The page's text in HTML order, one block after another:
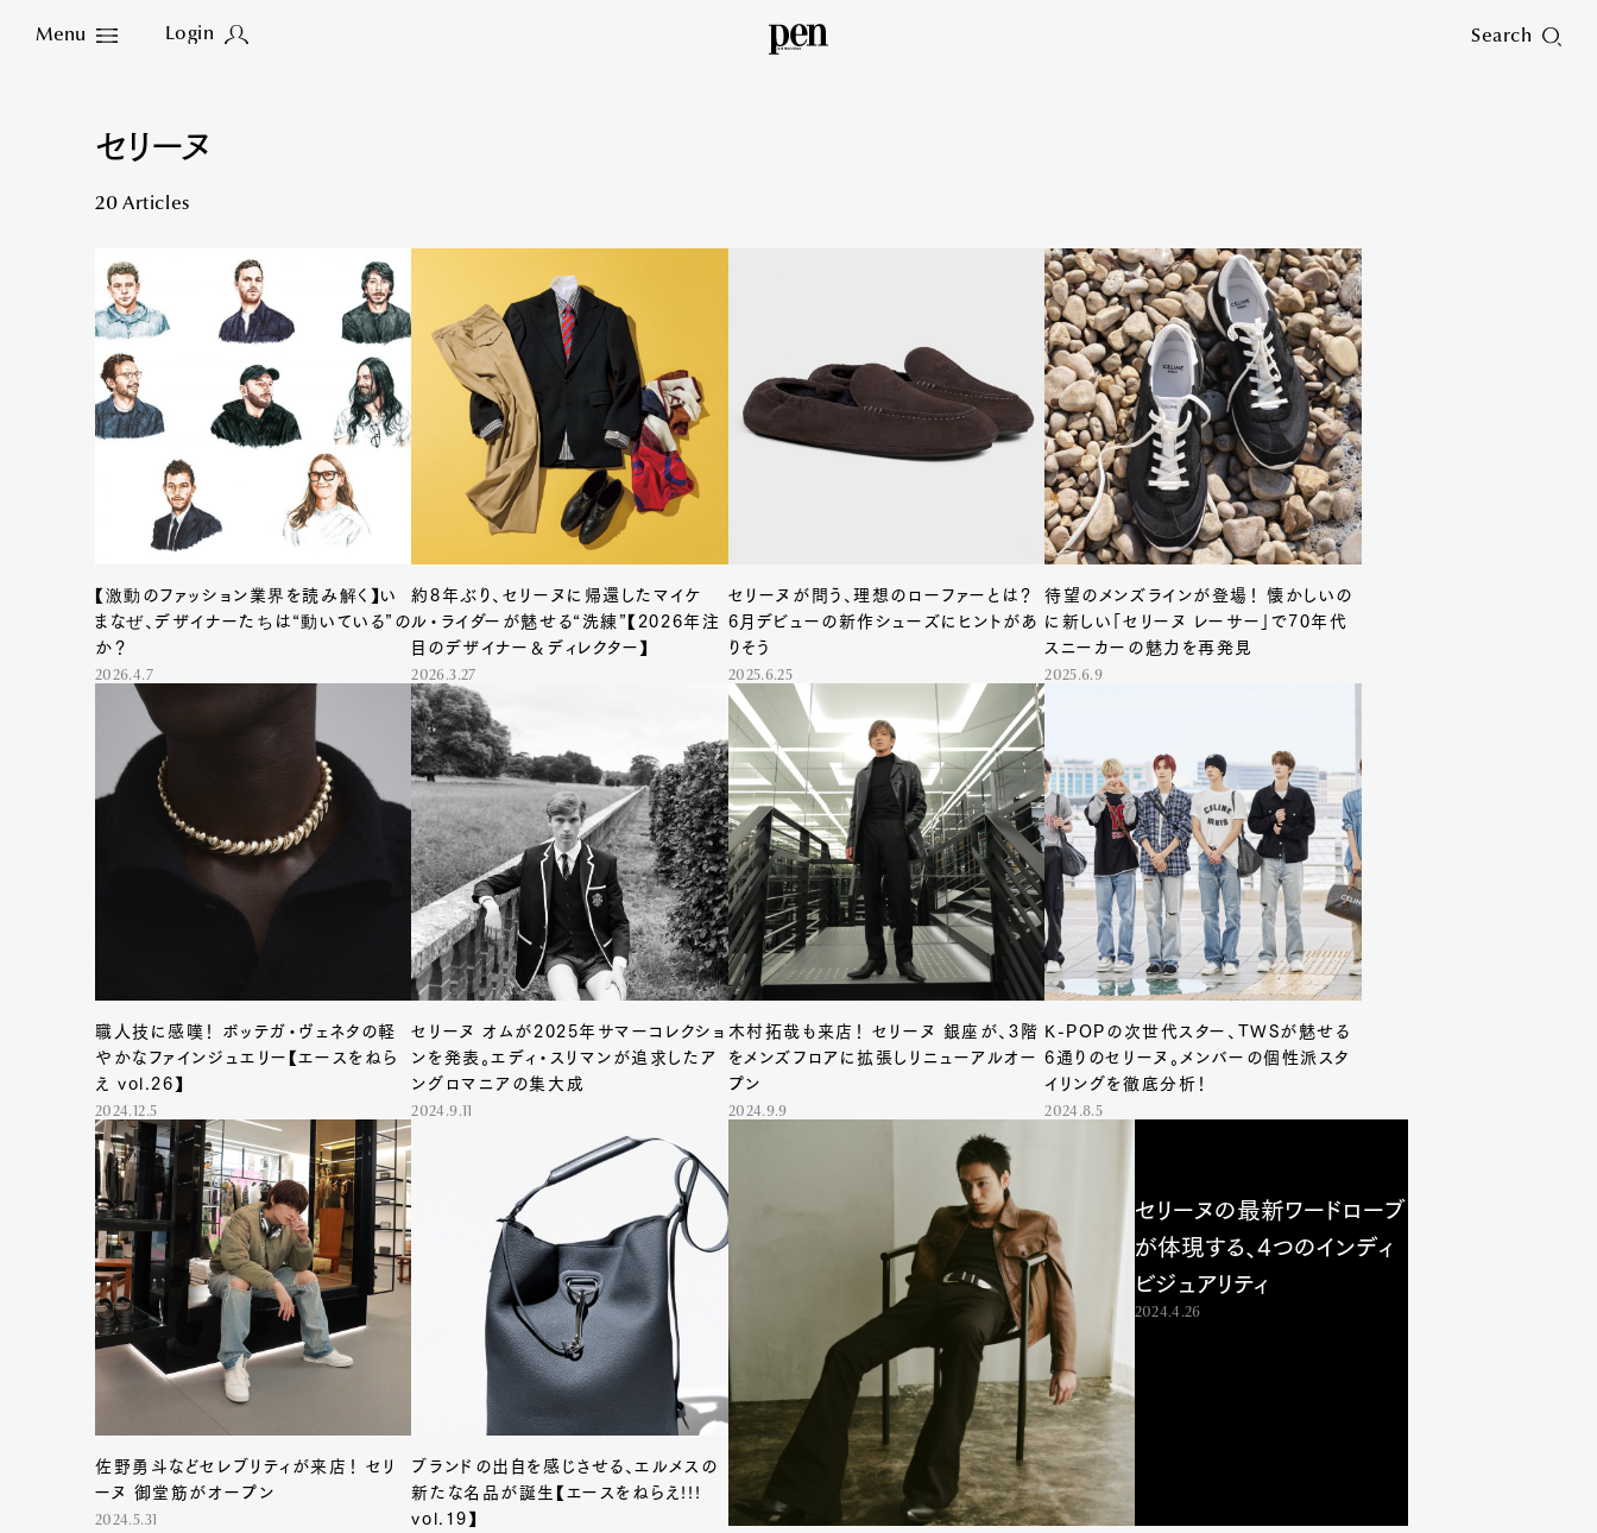
Menu Login Search
Close
セリーヌ
20 Articles
【激動のファッション業界を読み解く】い
まなぜ、デザイナーたちは“動いている”の
か？
2026.4.7
約8年ぶり、セリーヌに帰還したマイケ
ル・ライダーが魅せる“洗練”【2026年注
目のデザイナー＆ディレクター】
2026.3.27
セリーヌが問う、理想のローファーとは？
6月デビューの新作シューズにヒントがあ
りそう
2025.6.25
待望のメンズラインが登場！ 懐かしいの
に新しい「セリーヌ レーサー」で70年代
スニーカーの魅力を再発見
2025.6.9
職人技に感嘆！ ボッテガ・ヴェネタの軽
やかなファインジュエリー【エースをねら
え vol.26】
2024.12.5
セリーヌ オムが2025年サマーコレクショ
ンを発表。エディ・スリマンが追求したア
ングロマニアの集大成
2024.9.11
木村拓哉も来店！ セリーヌ 銀座が、3階
をメンズフロアに拡張しリニューアルオー
プン
2024.9.9
K-POPの次世代スター、TWSが魅せる
6通りのセリーヌ。メンバーの個性派スタ
イリングを徹底分析！
2024.8.5
佐野勇斗などセレブリティが来店！ セリ
ーヌ 御堂筋がオープン
2024.5.31
ブランドの出自を感じさせる、エルメスの
新たな名品が誕生【エースをねらえ!!!
vol.19】
セリーヌの最新ワードローブ
が体現する、4つのインディ
ビジュアリティ
2024.4.26